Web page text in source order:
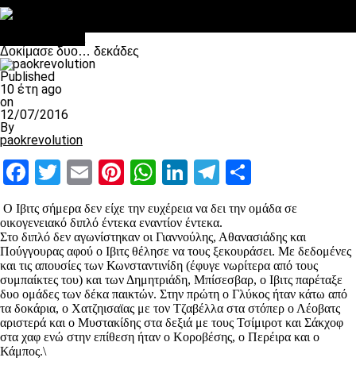
Δοκίμασε δυο… δεκάδες
Published
10 έτη ago
on
12/07/2016
By
paokrevolution
Facebook
Twitter
EmailPinterest
WhatsApp
LinkedIn
Telegram
Ο Ιβιτς σήμερα δεν είχε την ευχέρεια να δει την ομάδα σε
οικογενειακό διπλό έντεκα εναντίον έντεκα.
Στο διπλό δεν αγωνίστηκαν οι Γιαννούλης, Αθανασιάδης και
Πούγγουρας αφού ο Ιβιτς θέλησε να τους ξεκουράσει. Με δεδομένες
και τις απουσίες των Κωνσταντινίδη (έφυγε νωρίτερα από τους
συμπαίκτες του) και των Δημητριάδη, Μπίσεσβαρ, ο Ιβιτς παρέταξε
δυο ομάδες των δέκα παικτών. Στην πρώτη ο Γλύκος ήταν κάτω από
τα δοκάρια, ο Χατζηισαϊας με τον Τζαβέλλα στα στόπερ ο Λέοβατς
αριστερά και ο Μυστακίδης στα δεξιά με τους Τσίμιροτ και Σάκχοφ
στα χαφ ενώ στην επίθεση ήταν ο Κοροβέσης, ο Περέιρα και ο
Κάμπος.\